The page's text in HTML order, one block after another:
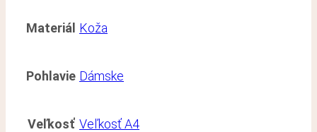
Materiál Koža
Pohlavie Dámske
Veľkosť Veľkosť A4